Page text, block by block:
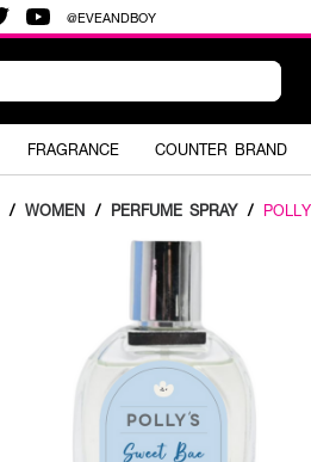
@EVEANDBOY
FRAGRANCE COUNTER BRAND
/ WOMEN / PERFUME SPRAY /